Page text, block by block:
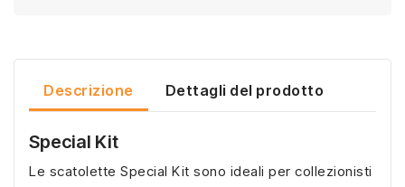
Descrizione Dettagli del prodotto
Special Kit
Le scatolette Special Kit sono ideali per collezionisti